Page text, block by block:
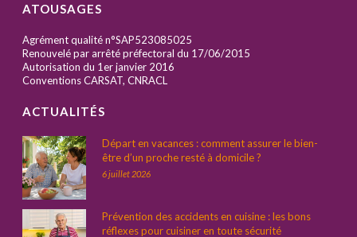
ATOUSAGES
Agrément qualité n°SAP523085025
Renouvelé par arrêté préfectoral du 17/06/2015
Autorisation du 1er janvier 2016
Conventions CARSAT, CNRACL
ACTUALITÉS
Départ en vacances : comment assurer le bien-
être d’un proche resté à domicile ?
6 juillet 2026
Prévention des accidents en cuisine : les bons
réflexes pour cuisiner en toute sécurité